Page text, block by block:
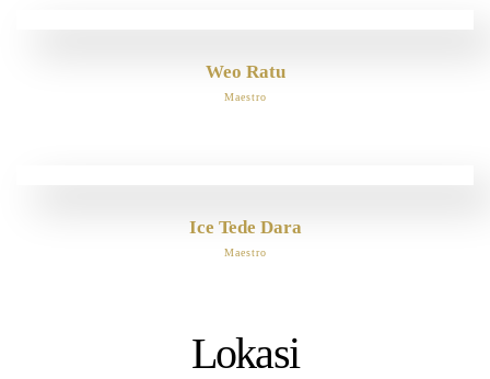
Weo Ratu
Maestro
Ice Tede Dara
Maestro
Lokasi